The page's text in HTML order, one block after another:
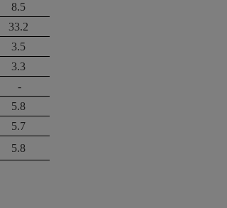
8.5
33.2
3.5
3.3
-
5.8
5.7
5.8